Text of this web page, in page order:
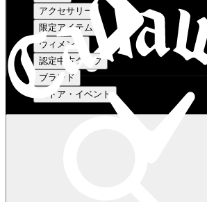
アクセサリー
限定アイテム
ウィメンズ
認定中古クラブ
ブランド
ストア・イベント